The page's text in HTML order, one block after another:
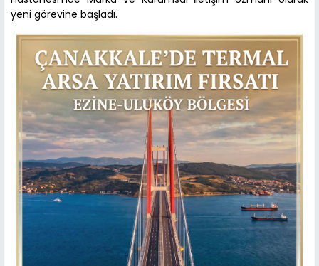
yeni görevine başladı.